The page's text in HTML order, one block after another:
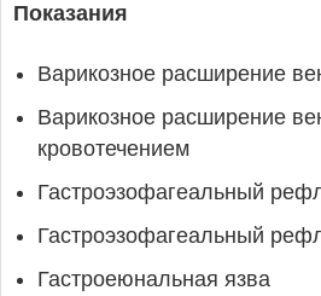
Показания
Варикозное расширение
Варикозное расширение
кровотечением
Гастроэзофагеальный
Гастроэзофагеальный
Гастроеюнальная язва